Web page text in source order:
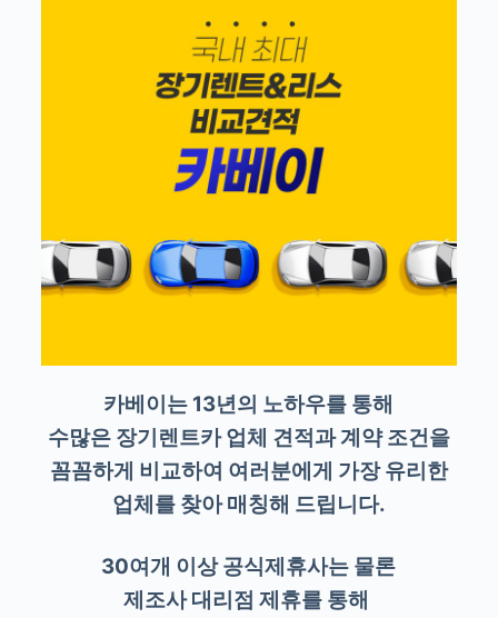
카베이는 13년의 노하우를 통해
수많은 장기렌트카 업체 견적과 계약 조건을
꼼꼼하게 비교하여 여러분에게 가장 유리한
업체를 찾아 매칭해 드립니다.
30여개 이상 공식제휴사는 물론
제조사 대리점 제휴를 통해